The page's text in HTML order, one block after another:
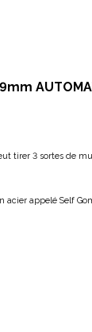
tirer 3 sortes de
appelé Self